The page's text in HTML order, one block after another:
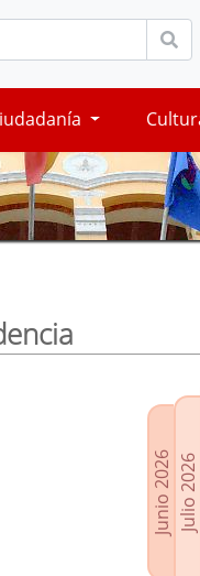
Junio 2026Julio 2026